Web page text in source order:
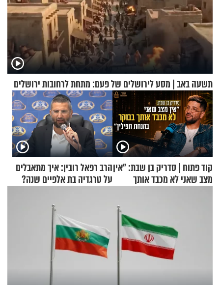
תשעה באב | מסע לירושלים של פעם: מתחת לרחובות ירושלים
קוד פתוח | סדריק בן שבת: "אין
מצב שאני לא מכבד אותך
הרב רפאל רובין: איך מתאבלים
על טרגדיה בת אלפיים שנה?